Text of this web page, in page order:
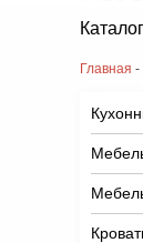
Каталог
Главная -